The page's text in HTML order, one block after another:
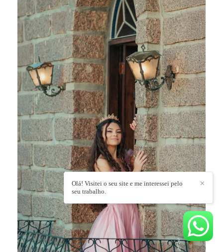
✕
Olá! Visitei o seu site e me interessei pelo
seu trabalho.